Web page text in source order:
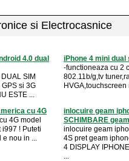
si Electrocasnice
4.0 dual
SIM
si 3G
ESTE ...
iPhone 4 mini dual
-functioneaza cu 2
802.11b/g,tv
cu 4G
4G model
! Puteti
e nou in ...
inlocuire geam
SCHIMBARE
inlocuire geam
4S pret geam
4 DISPLAY
...